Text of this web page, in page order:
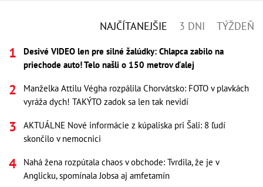
NAJČÍTANEJŠIE 3 DNI TÝŽDEŇ
Desivé VIDEO len pre silné žalúdky: Chlapca zabilo na
priechode auto! Telo našli o 150 metrov ďalej
Manželka Attilu Végha rozpálila Chorvátsko: FOTO v plavkách
vyráža dych! TAKÝTO zadok sa len tak nevidí
AKTUÁLNE Nové informácie z kúpaliska pri Šali: 8 ľudí
skončilo v nemocnici
Nahá žena rozpútala chaos v obchode: Tvrdila, že je v
Anglicku, spomínala Jobsa aj amfetamín